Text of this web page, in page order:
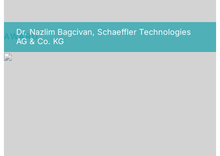
Dr. Nazlim Bagcivan, Schaeffler Technologies
AG & Co. KG
AWARD